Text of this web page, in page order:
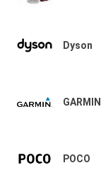
Dyson
GARMIN
POCO